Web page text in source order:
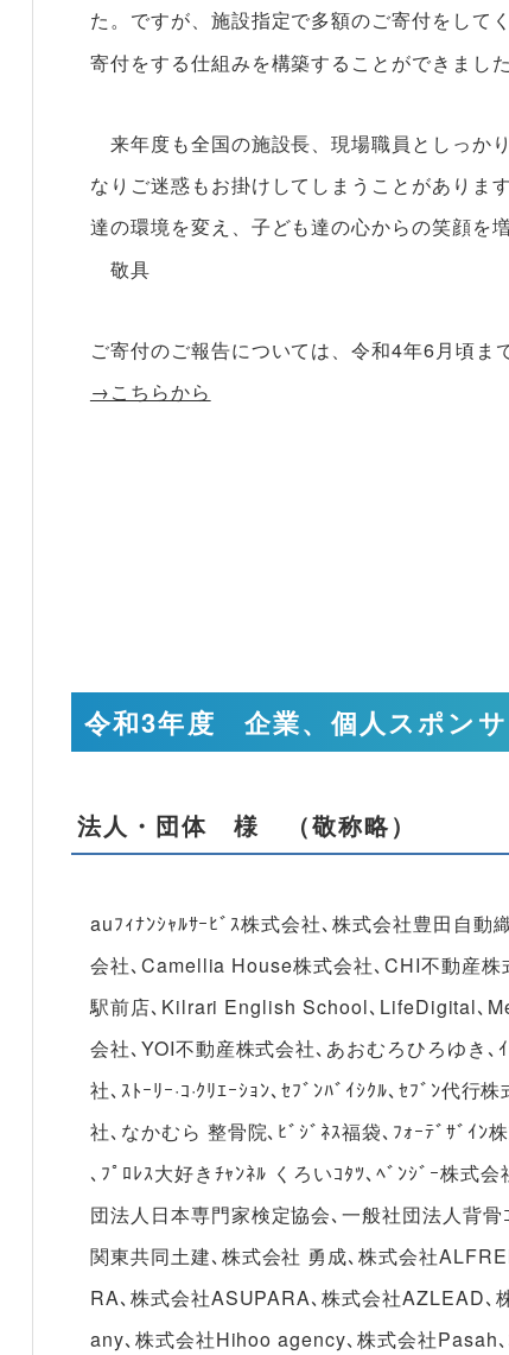
た。
ですが、施設指定で多額のご寄付をして
寄付をする仕組みを構築することができまし
来年度も全国の施設長、現場職員としっか
なりご迷惑もお掛けしてしまうことがありま
達の環境を変え、子ども達の心からの笑顔を
敬具
ご寄付のご報告については、令和4年6月頃ま
→こちらから
令和3年度 企業、個人スポン
法人・団体 様 （敬称略）
auﾌｨﾅﾝｼｬﾙｻｰﾋﾞｽ株式会社､株式会社豊田自
会社､Camellia House株式会社､CHI不動産
駅前店､Kilrari English School､LifeDigital､
会社､YOI不動産株式会社､あおむろひろゆき､
社､ｽﾄｰﾘｰ·ｺ·ｸﾘｴｰｼｮﾝ､ｾﾌﾞﾝﾊﾞｲｼｸﾙ､ｾﾌﾞﾝ代行
社､なかむら 整骨院､ﾋﾞｼﾞﾈｽ福袋､ﾌｫｰﾃﾞｻﾞｲﾝ
､ﾌﾟﾛﾚｽ大好きﾁｬﾝﾈﾙ くろいｺﾀﾂ､ﾍﾞﾝｼﾞｰ株式
団法人日本専門家検定協会､一般社団法人背
関東共同土建､株式会社 勇成､株式会社
RA､株式会社ASUPARA､株式会社AZLEAD､
any､株式会社Hihoo agency､株式会社Pasah